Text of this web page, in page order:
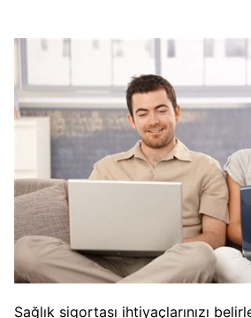
Sağlık sigortası ihtiyaçlarınızı